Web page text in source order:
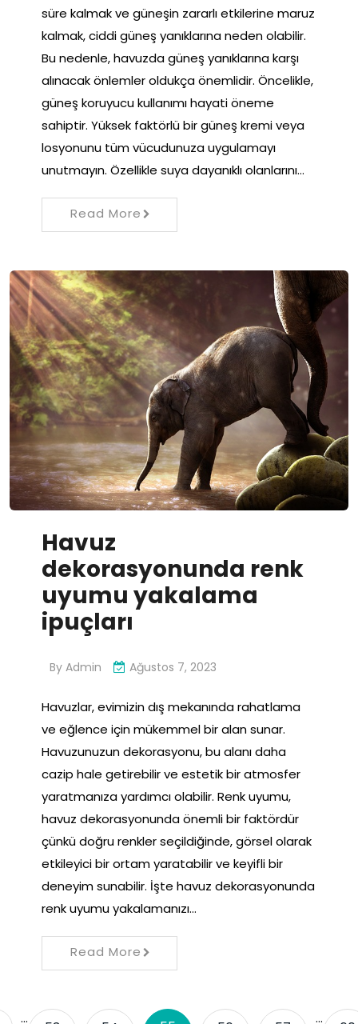
süre kalmak ve güneşin zararlı etkilerine maruz
kalmak, ciddi güneş yanıklarına neden olabilir.
Bu nedenle, havuzda güneş yanıklarına karşı
alınacak önlemler oldukça önemlidir. Öncelikle,
güneş koruyucu kullanımı hayati öneme
sahiptir. Yüksek faktörlü bir güneş kremi veya
losyonunu tüm vücudunuza uygulamayı
unutmayın. Özellikle suya dayanıklı olanlarını…
Read More
Havuz
dekorasyonunda renk
uyumu yakalama
ipuçları
By Admin Ağustos 7, 2023
Havuzlar, evimizin dış mekanında rahatlama
ve eğlence için mükemmel bir alan sunar.
Havuzunuzun dekorasyonu, bu alanı daha
cazip hale getirebilir ve estetik bir atmosfer
yaratmanıza yardımcı olabilir. Renk uyumu,
havuz dekorasyonunda önemli bir faktördür
çünkü doğru renkler seçildiğinde, görsel olarak
etkileyici bir ortam yaratabilir ve keyifli bir
deneyim sunabilir. İşte havuz dekorasyonunda
renk uyumu yakalamanızı…
Read More
… …